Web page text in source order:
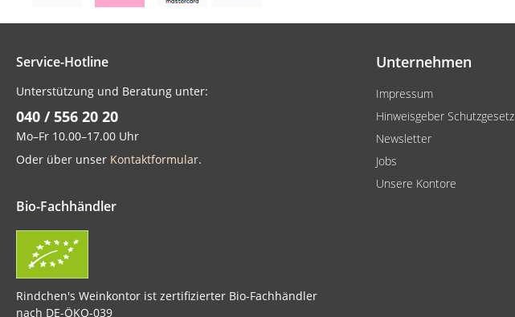
Service-Hotline
Unterstützung und Beratung unter:
040 / 556 20 20
Mo–Fr 10.00–17.00 Uhr
Oder über unser Kontaktformular.
Bio-Fachhändler
Rindchen's Weinkontor ist zertifizierter Bio-Fachhändler
nach DE-ÖKO-039
Unternehmen
Impressum
Hinweisgeber Schutzgesetz
Newsletter
Jobs
Unsere Kontore